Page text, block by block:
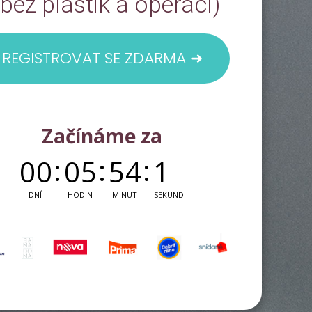
REGISTROVAT SE ZDARMA ➜
Začínáme za
00
DNÍ
05
HODIN
54
MINUT
1
SEKUND